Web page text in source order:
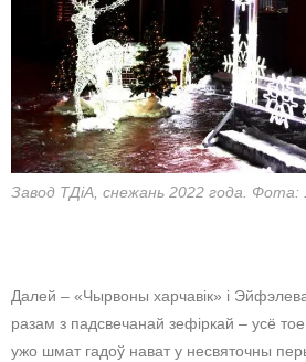
Завод ТДіА, снежань 2022 года. Фота:
Далей – «Чырвоны харчавік» і
разам з падсвечанай зефіркай – усё
ужо шмат гадоў нават у несвяточны